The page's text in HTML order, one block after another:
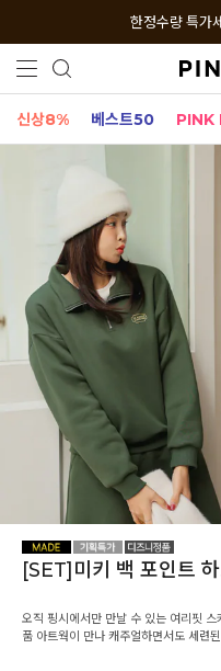
한정수량 특가
신상8% 베스트50 PINK
[SET]미키 백 포인트
오직 핑시에서만 만날 수 있는 여리핏
품 아트웍이 만나 캐주얼하면서도 세련